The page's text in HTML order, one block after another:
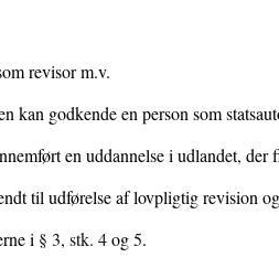
revisor m.v.
kan godkende en person som
en uddannelse i udlandet,
til udførelse af lovpligtig revision og
i § 3, stk. 4og5.